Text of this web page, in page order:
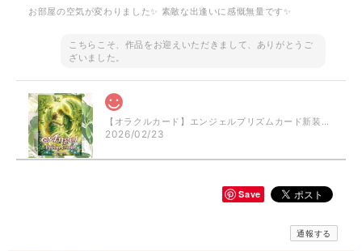
お部屋の空気が変わりました✨ 素敵な出逢いに感慨無量です✨
こちらこそ、作品をお迎えいただきまして、ありがとうご
ざいました。
【オラクルカード】エンジェルプリズムカード新装版│色彩豊かなスピリチュアルエンジェル達
2026/02/23
Save
通報する